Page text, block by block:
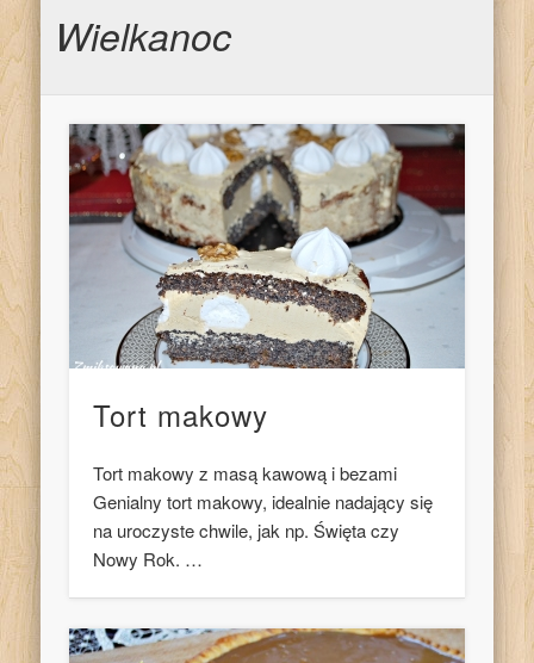
Wielkanoc
Tort makowy
Tort makowy z masą kawową i bezami
Genialny tort makowy, idealnie nadający się
na uroczyste chwile, jak np. Święta czy
Nowy Rok. …